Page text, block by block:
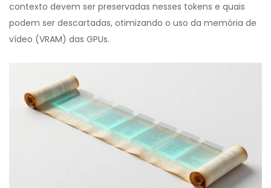
contexto devem ser preservadas nesses tokens e quais
podem ser descartadas, otimizando o uso da memória de
vídeo (VRAM) das GPUs.